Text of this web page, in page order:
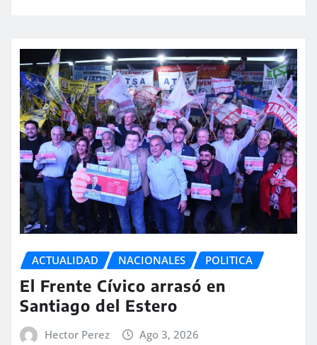
ACTUALIDAD NACIONALES POLITICA
El Frente Cívico arrasó en
Santiago del Estero
Hector Perez Ago 3, 2026